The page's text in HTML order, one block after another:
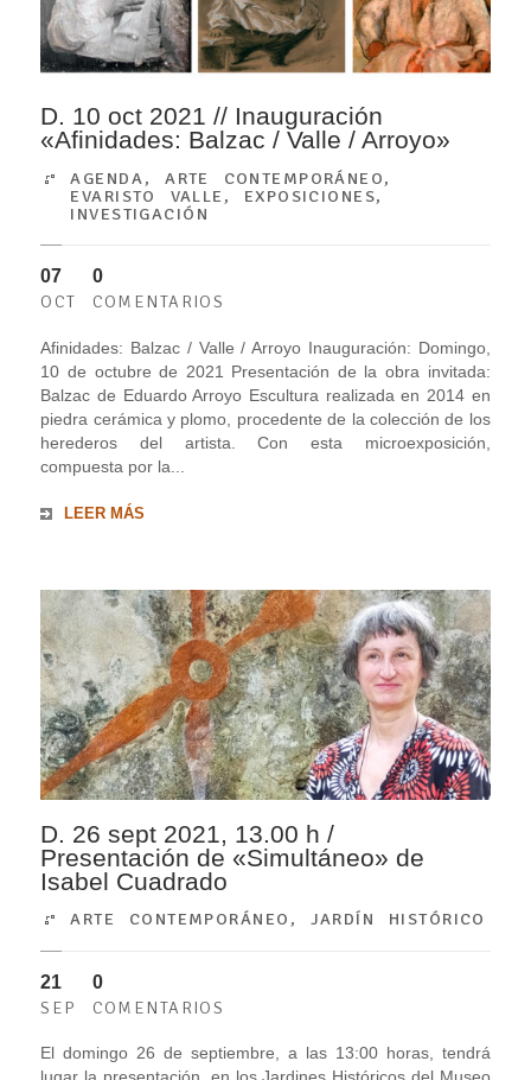
D. 10 oct 2021 // Inauguración
«Afinidades: Balzac / Valle / Arroyo»
AGENDA,ARTE CONTEMPORÁNEO,
EVARISTO VALLE , EXPOSICIONES,
INVESTIGACIÓN
07
OCT
0
COMENTARIOS
Afinidades: Balzac / Valle / Arroyo Inauguración: Domingo,
10 de octubre de 2021 Presentación de la obra invitada:
Balzac de Eduardo Arroyo Escultura realizada en 2014 en
piedra cerámica y plomo, procedente de la colección de los
herederos del artista. Con esta microexposición,
compuesta por la...
LEER MÁS
D. 26 sept 2021, 13.00 h /
Presentación de «Simultáneo» de
Isabel Cuadrado
ARTE CONTEMPORÁNEO , JARDÍN HISTÓRICO
21
SEP
0
COMENTARIOS
El domingo 26 de septiembre, a las 13:00 horas, tendrá